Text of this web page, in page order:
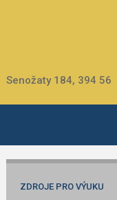
Senožaty 184, 394 56
ZDROJE PRO VÝUKU